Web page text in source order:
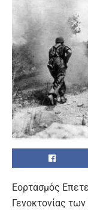
Εορτασμός
Γενοκτονίας